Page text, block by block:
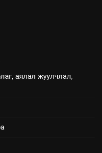
САЛБАР ЗӨВЛӨЛ
аялал жуулчлал,